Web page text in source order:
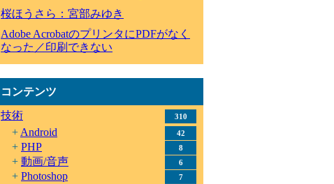
桜ほうさら：宮部みゆき
Adobe AcrobatのプリンタにPDFがなく
なった／印刷できない
コンテンツ
技術
310
Android 42
PHP 8
動画/音声 6
Photoshop 7